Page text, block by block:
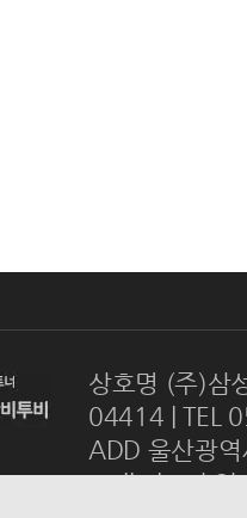
상호명 (주)삼
04414 | TEL
ADD 울산광
mail